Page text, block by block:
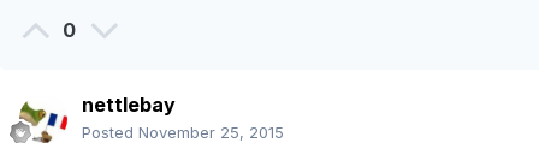
0
nettlebay
Posted November 25, 2015